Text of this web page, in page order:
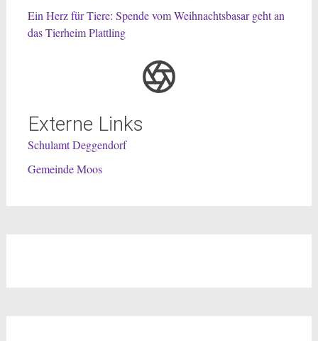
Ein Herz für Tiere: Spende vom Weihnachtsbasar geht an
das Tierheim Plattling
Externe Links
Schulamt Deggendorf
Gemeinde Moos